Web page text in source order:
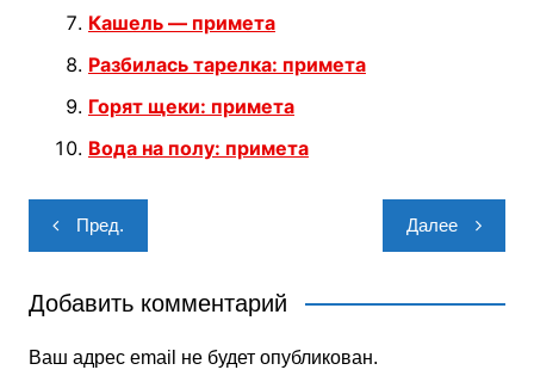
Кашель — примета
Разбилась тарелка: примета
Горят щеки: примета
Вода на полу: примета
Навигация
по
записям
Пред. Далее
Добавить комментарий
Ваш адрес email не будет опубликован.